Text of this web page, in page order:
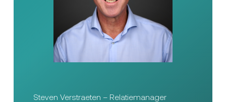
Steven Verstraeten – Relatiemanager